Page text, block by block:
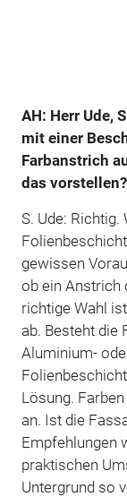
AH: Herr Ude,
mit einer
Farbanstrich
das vorstellen?
S. Ude:
gewissen
ob ein Anstrich
richtige Wahl
ab. Besteht die
Aluminium-
Lösung.
an. Ist die
Empfehlungen
praktischen
Untergrund so